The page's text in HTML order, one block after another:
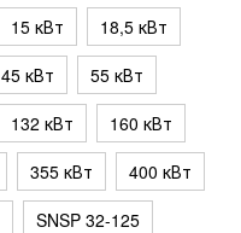
15 кВт
18,5 кВт
45 кВт
55 кВт
132 кВт
160 кВт
355 кВт
400 кВт
SNSP 32-125